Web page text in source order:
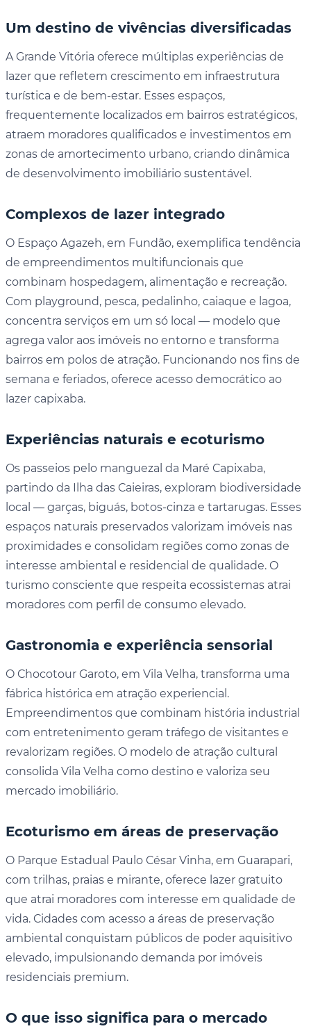
Um destino de vivências diversificadas
A Grande Vitória oferece múltiplas experiências de
lazer que refletem crescimento em infraestrutura
turística e de bem-estar. Esses espaços,
frequentemente localizados em bairros estratégicos,
atraem moradores qualificados e investimentos em
zonas de amortecimento urbano, criando dinâmica
de desenvolvimento imobiliário sustentável.
Complexos de lazer integrado
O Espaço Agazeh, em Fundão, exemplifica tendência
de empreendimentos multifuncionais que
combinam hospedagem, alimentação e recreação.
Com playground, pesca, pedalinho, caiaque e lagoa,
concentra serviços em um só local — modelo que
agrega valor aos imóveis no entorno e transforma
bairros em polos de atração. Funcionando nos fins de
semana e feriados, oferece acesso democrático ao
lazer capixaba.
Experiências naturais e ecoturismo
Os passeios pelo manguezal da Maré Capixaba,
partindo da Ilha das Caieiras, exploram biodiversidade
local — garças, biguás, botos-cinza e tartarugas. Esses
espaços naturais preservados valorizam imóveis nas
proximidades e consolidam regiões como zonas de
interesse ambiental e residencial de qualidade. O
turismo consciente que respeita ecossistemas atrai
moradores com perfil de consumo elevado.
Gastronomia e experiência sensorial
O Chocotour Garoto, em Vila Velha, transforma uma
fábrica histórica em atração experiencial.
Empreendimentos que combinam história industrial
com entretenimento geram tráfego de visitantes e
revalorizam regiões. O modelo de atração cultural
consolida Vila Velha como destino e valoriza seu
mercado imobiliário.
Ecoturismo em áreas de preservação
O Parque Estadual Paulo César Vinha, em Guarapari,
com trilhas, praias e mirante, oferece lazer gratuito
que atrai moradores com interesse em qualidade de
vida. Cidades com acesso a áreas de preservação
ambiental conquistam públicos de poder aquisitivo
elevado, impulsionando demanda por imóveis
residenciais premium.
O que isso significa para o mercado